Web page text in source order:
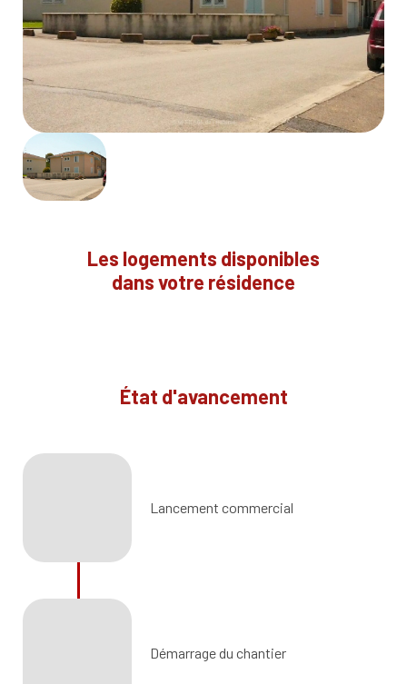
Les logements disponibles
dans votre résidence
État d'avancement
Lancement commercial
Démarrage du chantier